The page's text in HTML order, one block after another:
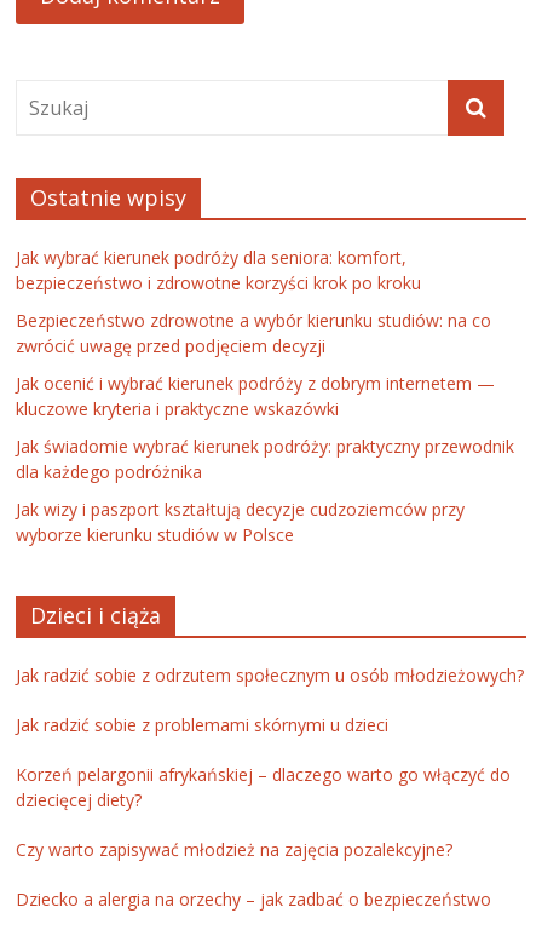
Ostatnie wpisy
Jak wybrać kierunek podróży dla seniora: komfort,
bezpieczeństwo i zdrowotne korzyści krok po kroku
Bezpieczeństwo zdrowotne a wybór kierunku studiów: na co
zwrócić uwagę przed podjęciem decyzji
Jak ocenić i wybrać kierunek podróży z dobrym internetem —
kluczowe kryteria i praktyczne wskazówki
Jak świadomie wybrać kierunek podróży: praktyczny przewodnik
dla każdego podróżnika
Jak wizy i paszport kształtują decyzje cudzoziemców przy
wyborze kierunku studiów w Polsce
Dzieci i ciąża
Jak radzić sobie z odrzutem społecznym u osób młodzieżowych?
Jak radzić sobie z problemami skórnymi u dzieci
Korzeń pelargonii afrykańskiej – dlaczego warto go włączyć do
dziecięcej diety?
Czy warto zapisywać młodzież na zajęcia pozalekcyjne?
Dziecko a alergia na orzechy – jak zadbać o bezpieczeństwo